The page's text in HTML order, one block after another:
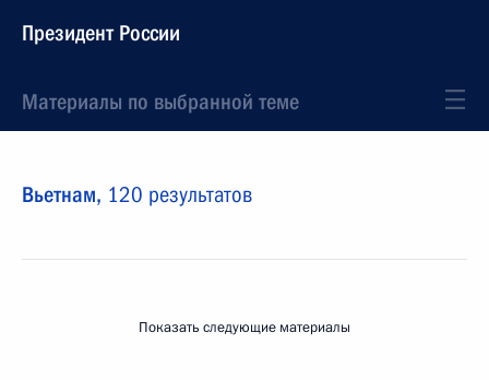
Президент России
Материалы по выбранной теме
Вьетнам, 120 результатов
Показать следующие материалы